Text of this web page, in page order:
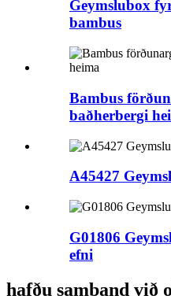
Geymslubox
bambus
Bambus
baðherbergi
A45427
G01806
efni
hafðu samband við